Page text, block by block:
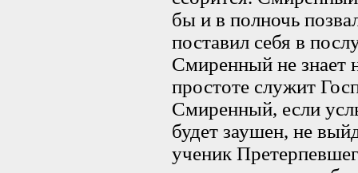
бы и в полночь
поставил себя в
Смиренный не знает
простоте служит
Смиренный, если
будет заушен, не
ученик